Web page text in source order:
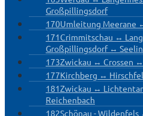
Großpillingsdorf
170Umleitung Meerane
171Crimmitschau ↔
Großpillingsdorf ↔
173Zwickau ↔ Crossen
177Kirchberg ↔
181Zwickau ↔
Reichenbach
182Schönau -